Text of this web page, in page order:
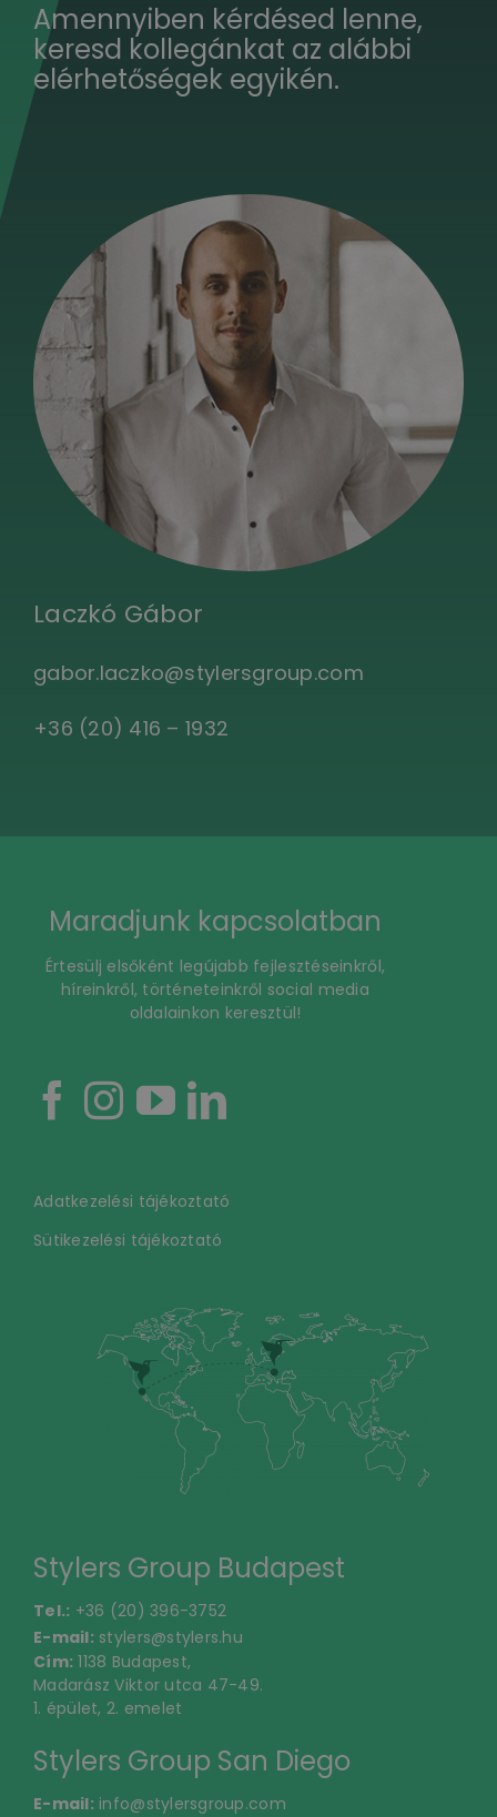
Amennyiben kérdésed lenne,
keresd kollegánkat az alábbi
elérhetőségek egyikén.
Laczkó Gábor
gabor.laczko@stylersgroup.com
+36 (20) 416 – 1932
Maradjunk kapcsolatban
Értesülj elsőként legújabb fejlesztéseinkről,
híreinkről, történeteinkről social media
oldalainkon keresztül!
Adatkezelési tájékoztató
Sütikezelési tájékoztató
Stylers Group Budapest
Tel.: +36 (20) 396-3752
E-mail: stylers@stylers.hu
Cím: 1138 Budapest,
Madarász Viktor utca 47-49.
1. épület, 2. emelet
Stylers Group San Diego
E-mail: info@stylersgroup.com